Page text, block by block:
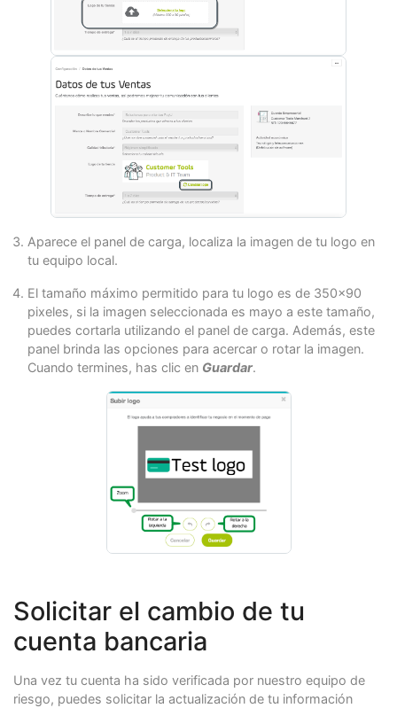
Aparece el panel de carga, localiza la imagen de tu logo en
tu equipo local.
El tamaño máximo permitido para tu logo es de 350x90
pixeles, si la imagen seleccionada es mayo a este tamaño,
puedes cortarla utilizando el panel de carga. Además, este
panel brinda las opciones para acercar o rotar la imagen.
Cuando termines, has clic en Guardar.
Solicitar el cambio de tu
cuenta bancaria
Una vez tu cuenta ha sido verificada por nuestro equipo de
riesgo, puedes solicitar la actualización de tu información